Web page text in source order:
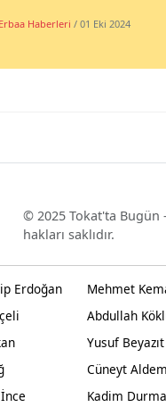
Erbaa Haberleri / 01 Eki 2024
© 2025 Tokat'ta Bugün
hakları saklıdır.
Erdoğan
Abdullah
Yusuf Beyazıt
Cüneyt
Kadim